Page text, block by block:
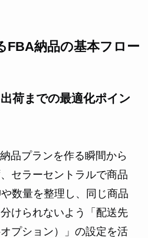
FBA納品の基本フロー
荷までの最適化ポイン
品プランを作る瞬間から
セラーセントラルで商品
数量を整理し、同じ商品
けられないよう「配送先
プション）」の設定を活